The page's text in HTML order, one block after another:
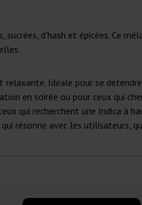
d'hash et épicées. Ce
Idéale pour se
en soirée ou pour ceux qui
qui recherchent une Indica à
résonne avec les utilisateurs,